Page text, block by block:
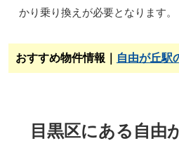
かり乗り換えが必要となります。
おすすめ物件情報｜ 自由が丘駅
目黒区にある自由